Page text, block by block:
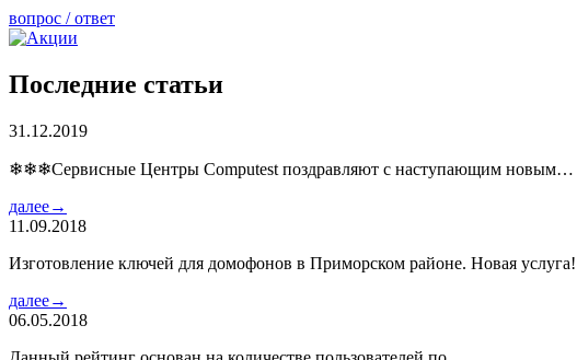
вопрос / ответ
Последние статьи
31.12.2019
❄❄❄Сервисные Центры Computest поздравляют с наступающим новым…
далее→
11.09.2018
Изготовление ключей для домофонов в Приморском районе. Новая услуга!
далее→
06.05.2018